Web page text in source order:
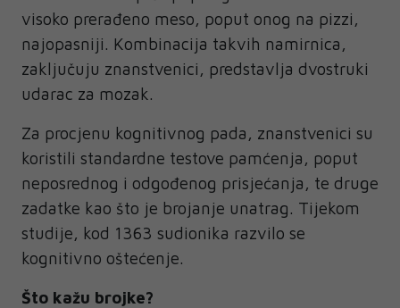
visoko prerađeno meso, poput onog na pizzi,
najopasniji. Kombinacija takvih namirnica,
zaključuju znanstvenici, predstavlja dvostruki
udarac za mozak.
Za procjenu kognitivnog pada, znanstvenici su
koristili standardne testove pamćenja, poput
neposrednog i odgođenog prisjećanja, te druge
zadatke kao što je brojanje unatrag. Tijekom
studije, kod 1363 sudionika razvilo se
kognitivno oštećenje.
Što kažu brojke?